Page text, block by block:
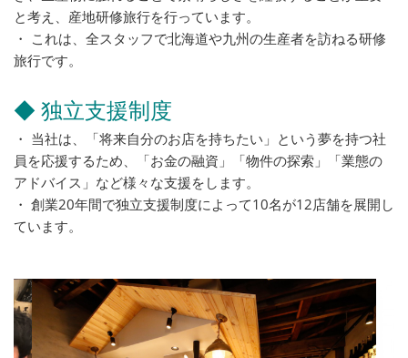
と考え、産地研修旅行を行っています。
・ これは、全スタッフで北海道や九州の生産者を訪ねる研修
旅行です。
◆ 独立支援制度
・ 当社は、「将来自分のお店を持ちたい」という夢を持つ社
員を応援するため、「お金の融資」「物件の探索」「業態の
アドバイス」など様々な支援をします。
・ 創業20年間で独立支援制度によって10名が12店舗を展開し
ています。